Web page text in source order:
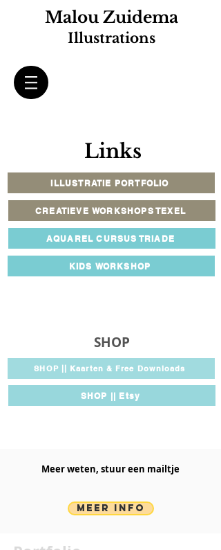
Malou Zuidema
Illustrations
Links
ILLUSTRATIE PORTFOLIO
CREATIEVE WORKSHOPS TEXEL
AQUAREL CURSUS TRIADE
KIDS WORKSHOP
SHOP
SHOP || Kaarten & Free Downloads
SHOP || Etsy
Meer weten, stuur een mailtje​
MEER INFO